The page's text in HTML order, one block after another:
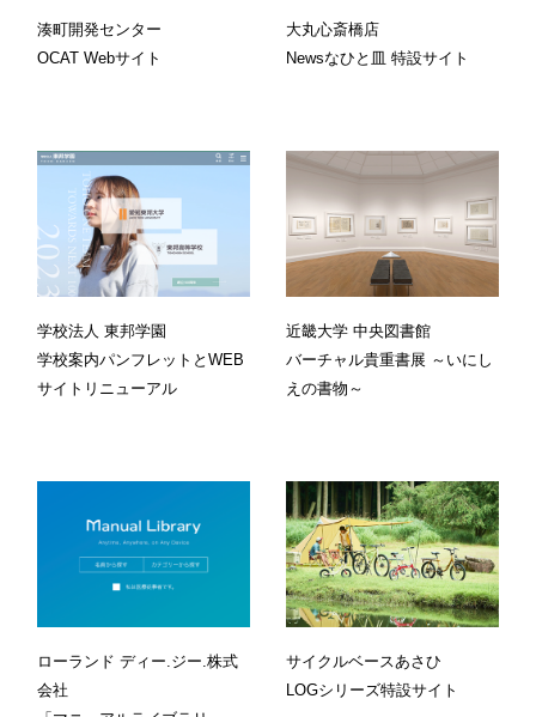
湊町開発センター
OCAT Webサイト
大丸心斎橋店
Newsなひと皿 特設サイト
学校法人 東邦学園
学校案内パンフレットとWEB
サイトリニューアル
近畿大学 中央図書館
バーチャル貴重書展 ～いにし
えの書物～
ローランド ディー.ジー.株式
会社
サイクルベースあさひ
LOGシリーズ特設サイト